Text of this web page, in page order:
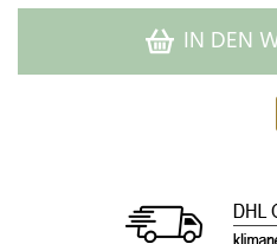
IN DEN